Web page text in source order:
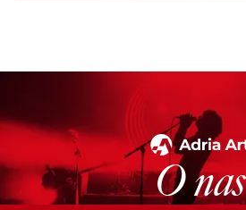
O nas